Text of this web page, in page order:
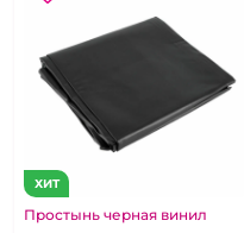
ХИТ
Простынь черная винил